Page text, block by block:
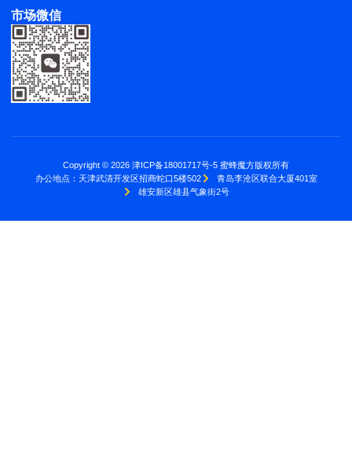
市场微信
Copyright © 2026 津ICP备18001717号-5 蜜蜂魔方版权所有
办公地点： 天津武清开发区招商蛇口5楼502
青岛李沧区联合大厦401室
雄安新区雄县气象街2号